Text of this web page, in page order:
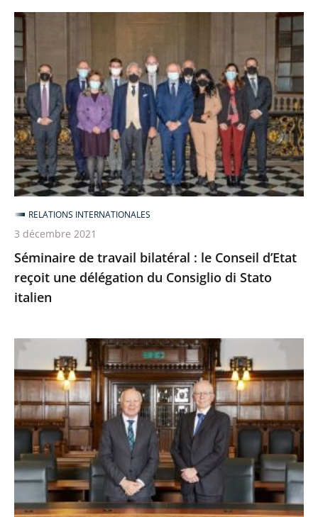
Séminaire
travail
bilatéral
:
le
Conseil
d’Etat
reçoit
une
délégation
du
Consiglio
di
Stato
Séminaire de travail bilatéral : le Conseil d’Etat
reçoit une délégation du Consiglio di Stato
italien
RELATIONS INTERNATIONALES
3 décembre 2021
bilatéral
de
travail
à
Cour
suprême
du